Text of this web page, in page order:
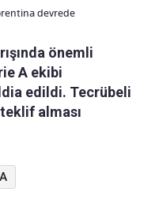
devrede
önemli
A ekibi
edildi. Tecrübeli
alması